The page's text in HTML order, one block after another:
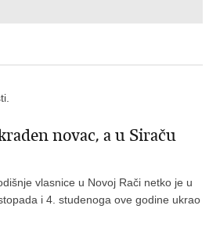
novac, a u Siraču
vlasnice u Novoj Rači netko je u
i 4. studenoga ove godine ukrao